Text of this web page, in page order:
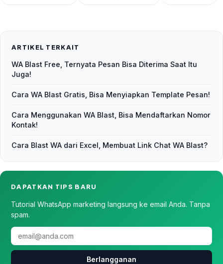
ARTIKEL TERKAIT
WA Blast Free, Ternyata Pesan Bisa Diterima Saat Itu
Juga!
Cara WA Blast Gratis, Bisa Menyiapkan Template Pesan!
Cara Menggunakan WA Blast, Bisa Mendaftarkan Nomor
Kontak!
Cara Blast WA dari Excel, Membuat Link Chat WA Blast?
DAPATKAN TIPS BARU
Tutorial WhatsApp marketing langsung ke email Anda. Tanpa
spam.
Berlangganan